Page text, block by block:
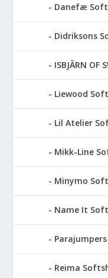
Danefæ
Didriksons
ISBJÃRN
Liewood
Lil Atelier
Mikk-Line
Minymo
Name It
Reima